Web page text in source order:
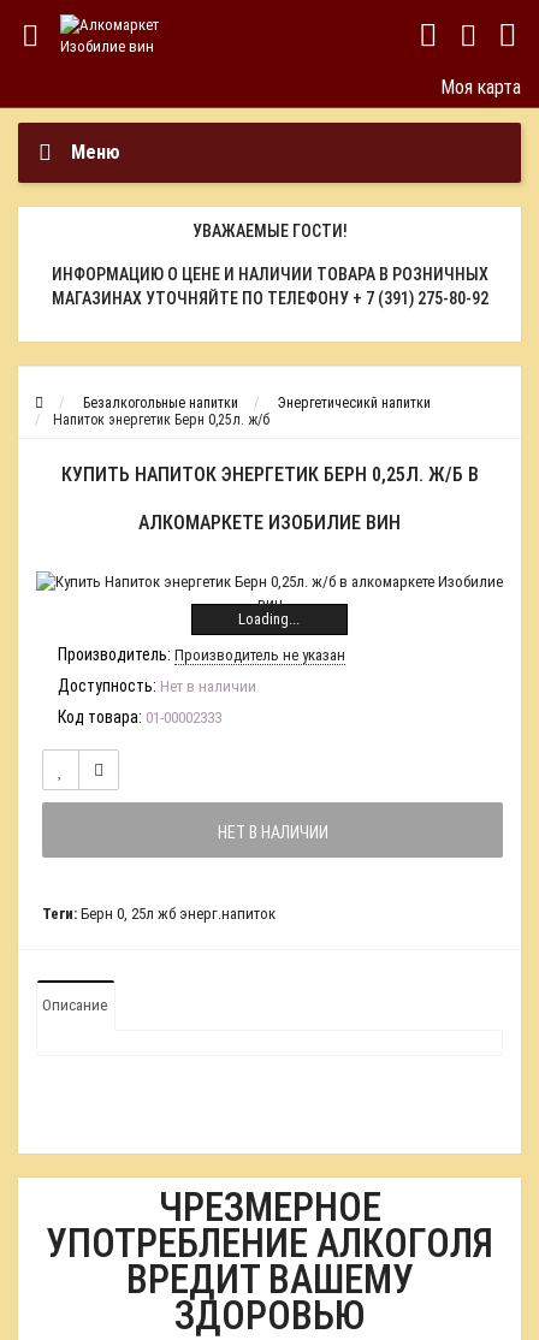
Моя карта
Меню
УВАЖАЕМЫЕ ГОСТИ!
ИНФОРМАЦИЮ О ЦЕНЕ И НАЛИЧИИ ТОВАРА В РОЗНИЧНЫХ
МАГАЗИНАХ УТОЧНЯЙТЕ ПО ТЕЛЕФОНУ + 7 (391) 275-80-92
Безалкогольные напитки
Энергетичесикй напитки
Напиток энергетик Берн 0,25л. ж/б
КУПИТЬ НАПИТОК ЭНЕРГЕТИК БЕРН 0,25Л. Ж/Б В
АЛКОМАРКЕТЕ ИЗОБИЛИЕ ВИН
Loading...
Производитель: Производитель не указан
Доступность: Нет в наличии
Код товара: 01-00002333
НЕТ В НАЛИЧИИ
Теги: Берн 0, 25л жб энерг.напиток
Описание
ЧРЕЗМЕРНОЕ
УПОТРЕБЛЕНИЕ АЛКОГОЛЯ
ВРЕДИТ ВАШЕМУ
ЗДОРОВЬЮ